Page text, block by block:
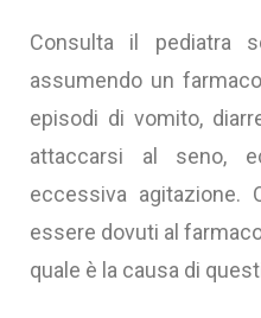
Consulta il pediatra
assumendo un
episodi di vomito,
attaccarsi al seno,
eccessiva agitazione.
essere dovuti al
quale è la causa di